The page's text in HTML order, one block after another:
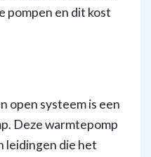
pompen en dit kost
open systeem is een
Deze warmtepomp
leidingen die het